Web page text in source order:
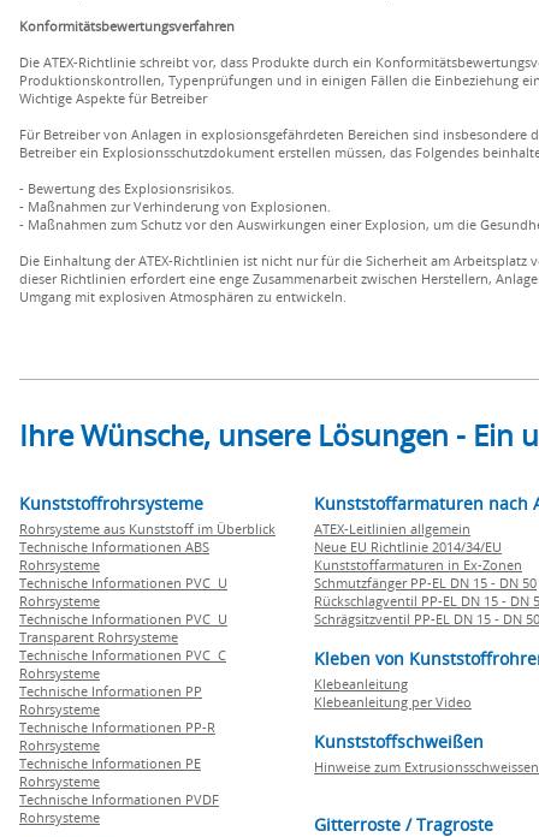
Konformitätsbewertungsverfahren
Die ATEX-Richtlinie schreibt vor, dass Produkte durch ein
Produktionskontrollen, Typenprüfungen und in einigen Fällen die Einbeziehung
Wichtige Aspekte für Betreiber
Für Betreiber von Anlagen in explosionsgefährdeten Bereichen sind insbesondere
Betreiber ein Explosionsschutzdokument erstellen müssen, das Folgendes
- Bewertung des Explosionsrisikos.
- Maßnahmen zur Verhinderung von Explosionen.
- Maßnahmen zum Schutz vor den Auswirkungen einer Explosion, um die
Die Einhaltung der ATEX-Richtlinien ist nicht nur für die Sicherheit am
dieser Richtlinien erfordert eine enge Zusammenarbeit zwischen Herstellern,
Umgang mit explosiven Atmosphären zu entwickeln.
Ihre Wünsche, unsere Lösungen -
Kunststoffrohrsysteme
Rohrsysteme aus Kunststoff im Überblick
Technische Informationen ABS
Rohrsysteme
Technische Informationen PVC U
Rohrsysteme
Technische Informationen PVC U
Transparent Rohrsysteme
Technische Informationen PVC C
Rohrsysteme
Technische Informationen PP
Rohrsysteme
Technische Informationen PP-R
Rohrsysteme
Technische Informationen PE
Rohrsysteme
Technische Informationen PVDF
Rohrsysteme
Kunststoffarmaturen nach
ATEX-Leitlinien allgemein
Neue EU Richtlinie 2014/34/EU
Kunststoffarmaturen in Ex-Zonen
Schmutzfänger PP-EL DN 15 - DN 50
Rückschlagventil PP-EL DN 15 - DN
Schrägsitzventil PP-EL DN 15 - DN 50
Kleben von
Klebeanleitung
Klebeanleitung per Video
Kunststoffschweißen
Hinweise zum Extrusionsschweissen
Gitterroste / Tragroste